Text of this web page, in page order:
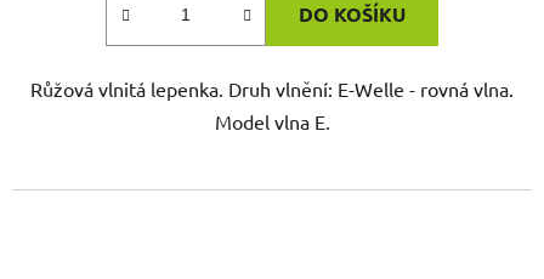
DO KOŠÍKU
Růžová vlnitá lepenka. Druh vlnění: E-Welle - rovná vlna.
Model vlna E.